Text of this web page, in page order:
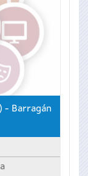
- Barragán